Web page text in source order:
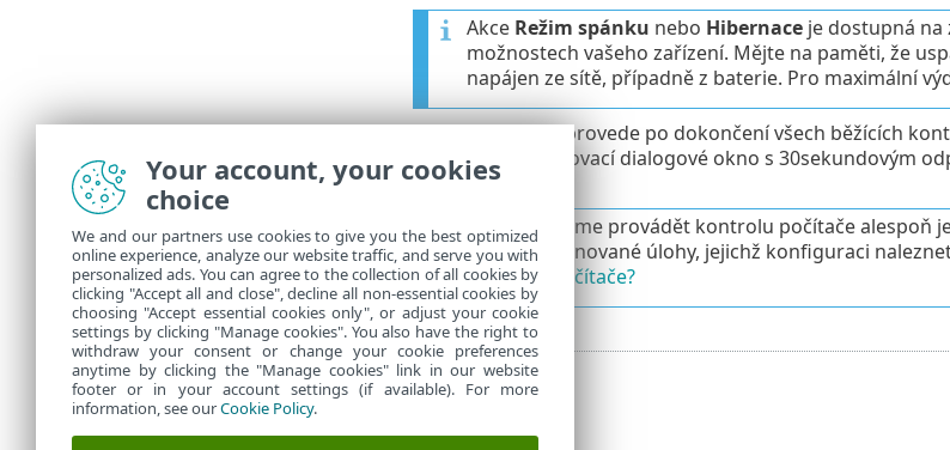
Akce Režim spánku nebo Hibernaceje dostupná na
možnostech vašeho zařízení. Mějte na paměti, že
napájen ze sítě, případně z baterie. Pro maximální
Vybraná akce se provede po dokončení všech běžících
zobrazí se potvrzovací dialogové okno s 30sekundovým
přerušíte).
Doporučujeme provádět kontrolu počítače
využít naplánované úlohy, jejichž konfiguraci
kontrolu počítače?
Your account, your cookies
choice
We and our partners use cookies to give you the best optimized
online experience, analyze our website traffic, and serve you with
personalized ads. You can agree to the collection of all cookies by
clicking "Accept all and close", decline all non-essential cookies by
choosing "Accept essential cookies only", or adjust your cookie
settings by clicking "Manage cookies". You also have the right to
withdraw your consent or change your cookie preferences
anytime by clicking the "Manage cookies" link in our website
footer or in your account settings (if available). For more
information, see ourCookie Policy.